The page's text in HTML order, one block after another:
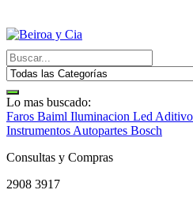
Lo mas buscado:
Faros Baiml Iluminacion Led
Instrumentos Autopartes Bosch
Consultas y Compras
2908 3917